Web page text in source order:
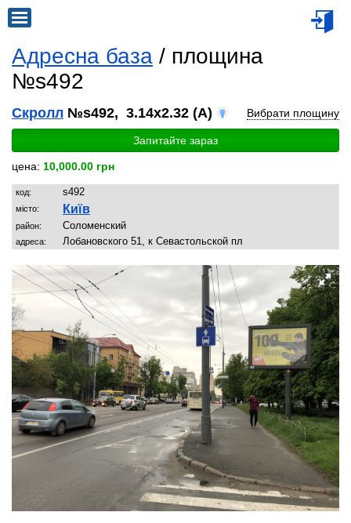
Адресна база / площина
№s492
Скролл №s492, 3.14x2.32 (A) Вибрати площину
Запитайте зараз
цена: 10,000.00 грн
код: s492
місто: Київ
район: Соломенский
адреса: Лобановского 51, к Севастольской пл